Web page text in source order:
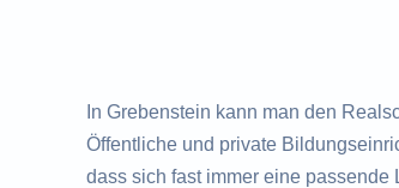
In Grebenstein kann man den
Öffentliche und private
dass sich fast immer eine